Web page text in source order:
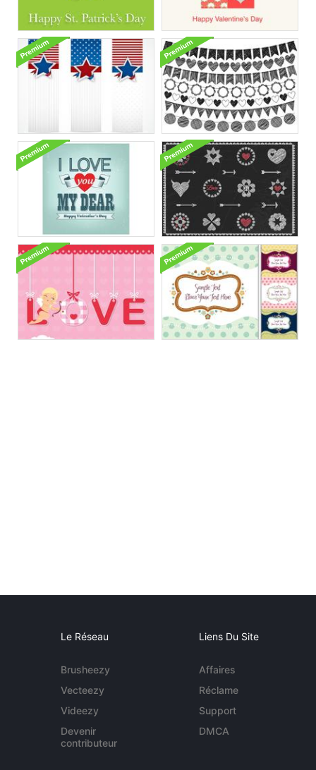
Le Réseau
Brusheezy
Vecteezy
Videezy
Devenir
contributeur
Liens Du Site
Affaires
Réclame
Support
DMCA